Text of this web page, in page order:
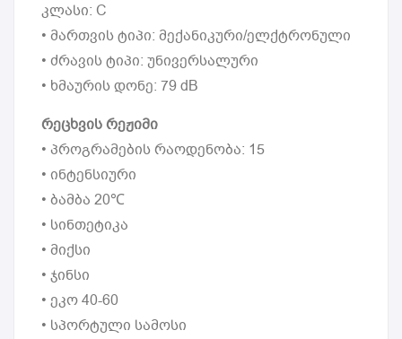
კლასი: C
• მართვის ტიპი: მექანიკური/ელქტრონული
• ძრავის ტიპი: უნივერსალური
• ხმაურის დონე: 79 dB
რეცხვის რეჟიმი
• პროგრამების რაოდენობა: 15
• ინტენსიური
• ბამბა 20℃
• სინთეტიკა
• მიქსი
• ჯინსი
• ეკო 40-60
• სპორტული სამოსი